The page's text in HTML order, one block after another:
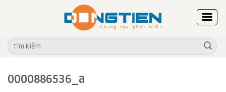
Tìm
kiếm:
0000886536_a